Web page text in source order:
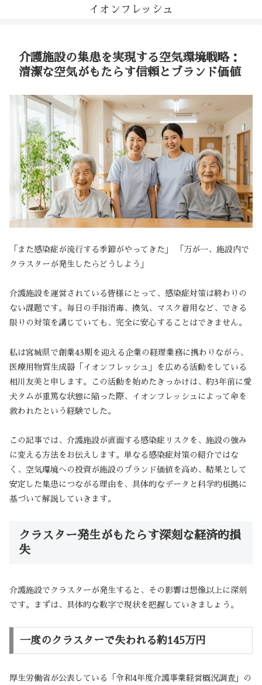
イオンフレッシュ
介護施設の集患を実現する空気環境戦略：
清潔な空気がもたらす信頼とブランド価値
「また感染症が流行する季節がやってきた」 「万が一、施設内で
クラスターが発生したらどうしよう」
介護施設を運営されている皆様にとって、感染症対策は終わりの
ない課題です。毎日の手指消毒、換気、マスク着用など、できる
限りの対策を講じていても、完全に安心することはできません。
私は宮城県で創業43期を迎える企業の経理業務に携わりながら、
医療用物質生成器「イオンフレッシュ」を広める活動をしている
相川友美と申します。この活動を始めたきっかけは、約3年前に愛
犬タムが重篤な状態に陥った際、イオンフレッシュによって命を
救われたという経験でした。
この記事では、介護施設が直面する感染症リスクを、施設の強み
に変える方法をお伝えします。単なる感染症対策の紹介ではな
く、空気環境への投資が施設のブランド価値を高め、結果として
安定した集患につながる理由を、具体的なデータと科学的根拠に
基づいて解説していきます。
クラスター発生がもたらす深刻な経済的損
失
介護施設でクラスターが発生すると、その影響は想像以上に深刻
です。まずは、具体的な数字で現状を把握していきましょう。
一度のクラスターで失われる約145万円
厚生労働省が公表している「令和4年度介護事業経営概況調査」の